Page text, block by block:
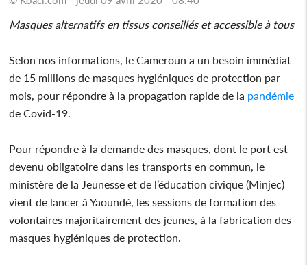
Masques alternatifs en tissus conseillés et accessible à tous
Selon nos informations, le Cameroun a un besoin immédiat
de 15 millions de masques hygiéniques de protection par
mois, pour répondre à la propagation rapide de la pandémie
de Covid-19.
Pour répondre à la demande des masques, dont le port est
devenu obligatoire dans les transports en commun, le
ministère de la Jeunesse et de l’éducation civique (Minjec)
vient de lancer à Yaoundé, les sessions de formation des
volontaires majoritairement des jeunes, à la fabrication des
masques hygiéniques de protection.